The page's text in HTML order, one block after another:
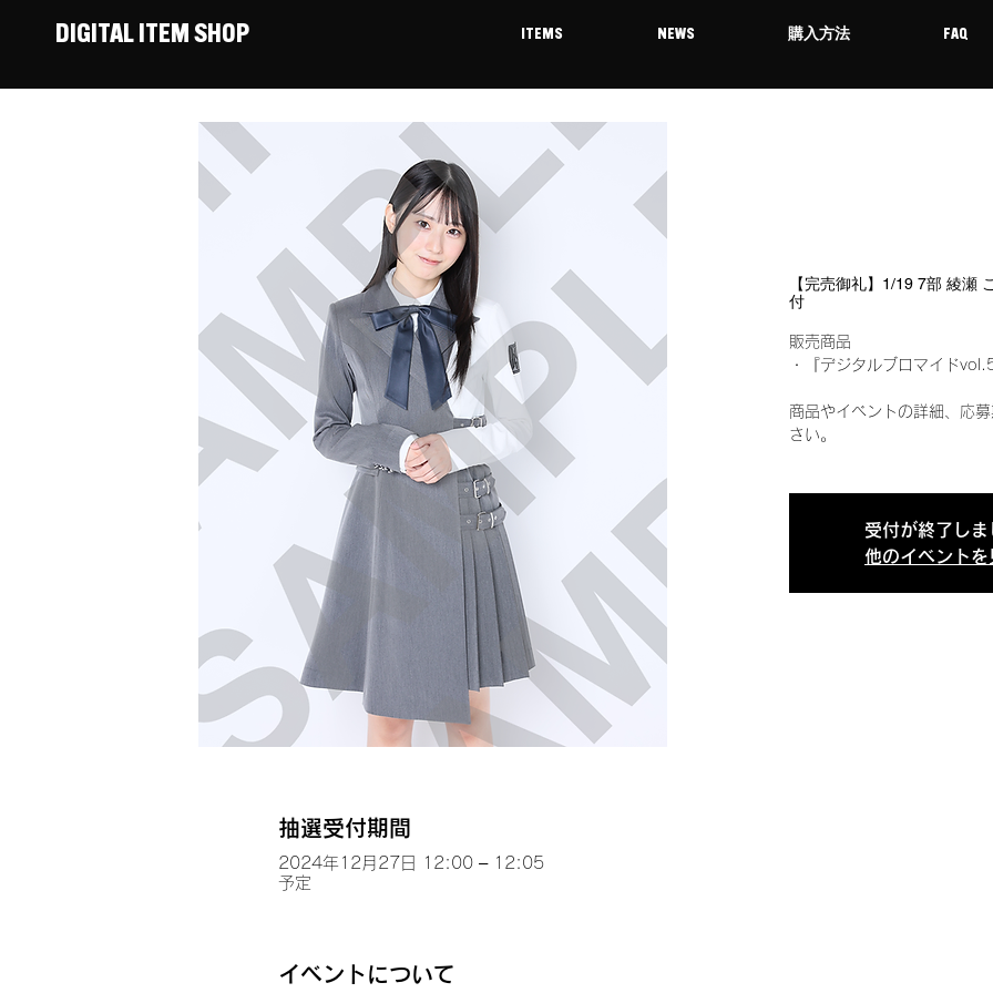
DIGITAL ITEM SHOP ITEMS NEWS 購入方法 FAQ
【完売御礼】1/19 7部 綾瀬
付
販売商品
・『デジタルブロマイド
商品やイベントの詳細、応
さい。
受付が終了しま
他のイベントを
抽選受付期間
2024年12月27日 12:00 – 12:05
予定
イベントについて